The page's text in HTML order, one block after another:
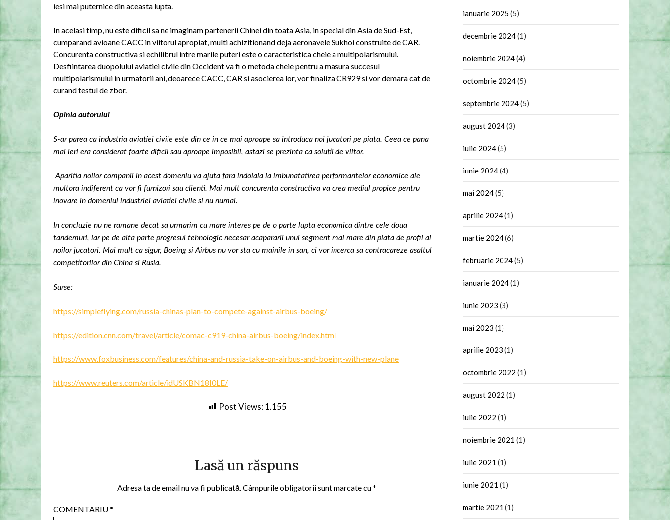
iesi mai puternice din aceasta lupta.
In acelasi timp, nu este dificil sa ne imaginam partenerii Chinei din toata Asia, in special din Asia de Sud-Est,
cumparand avioane CACC in viitorul apropiat, multi achizitionand deja aeronavele Sukhoi construite de CAR.
Concurenta constructiva si echilibrul intre marile puteri este o caracteristica cheie a multipolarismului.
Desfiintarea duopolului aviatiei civile din Occident va fi o metoda cheie pentru a masura succesul
multipolarismului in urmatorii ani, deoarece CACC, CAR si asocierea lor, vor finaliza CR929 si vor demara cat de
curand testul de zbor.
Opinia autorului
S-ar parea ca industria aviatiei civile este din ce in ce mai aproape sa introduca noi jucatori pe piata. Ceea ce pana
mai ieri era considerat foarte dificil sau aproape imposibil, astazi se prezinta ca solutii de viitor.
Aparitia noilor companii in acest domeniu va ajuta fara indoiala la imbunatatirea performantelor economice ale
multora indiferent ca vor fi furnizori sau clienti. Mai mult concurenta constructiva va crea mediul propice pentru
inovare in domeniul industriei aviatiei civile si nu numai.
In concluzie nu ne ramane decat sa urmarim cu mare interes pe de o parte lupta economica dintre cele doua
tandemuri, iar pe de alta parte progresul tehnologic necesar acapararii unui segment mai mare din piata de profil al
noilor jucatori. Mai mult ca sigur, Boeing si Airbus nu vor sta cu mainile in san, ci vor incerca sa contracareze asaltul
competitorilor din China si Rusia.
Surse:
https://simpleflying.com/russia-chinas-plan-to-compete-against-airbus-boeing/
https://edition.cnn.com/travel/article/comac-c919-china-airbus-boeing/index.html
https://www.foxbusiness.com/features/china-and-russia-take-on-airbus-and-boeing-with-new-plane
https://www.reuters.com/article/idUSKBN18I0LE/
Post Views: 1.155
Lasă un răspuns
Adresa ta de email nu va fi publicată. Câmpurile obligatorii sunt marcate cu*
COMENTARIU*
ianuarie 2025 (5)
decembrie 2024(1)
noiembrie 2024(4)
octombrie 2024(5)
septembrie 2024(5)
august 2024(3)
iulie 2024(5)
iunie 2024(4)
mai 2024(5)
aprilie 2024(1)
martie 2024(6)
februarie 2024(5)
ianuarie 2024(1)
iunie 2023 (3)
mai 2023 (1)
aprilie 2023 (1)
octombrie 2022 (1)
august 2022 (1)
iulie 2022 (1)
noiembrie 2021 (1)
iulie 2021 (1)
iunie 2021 (1)
martie 2021 (1)